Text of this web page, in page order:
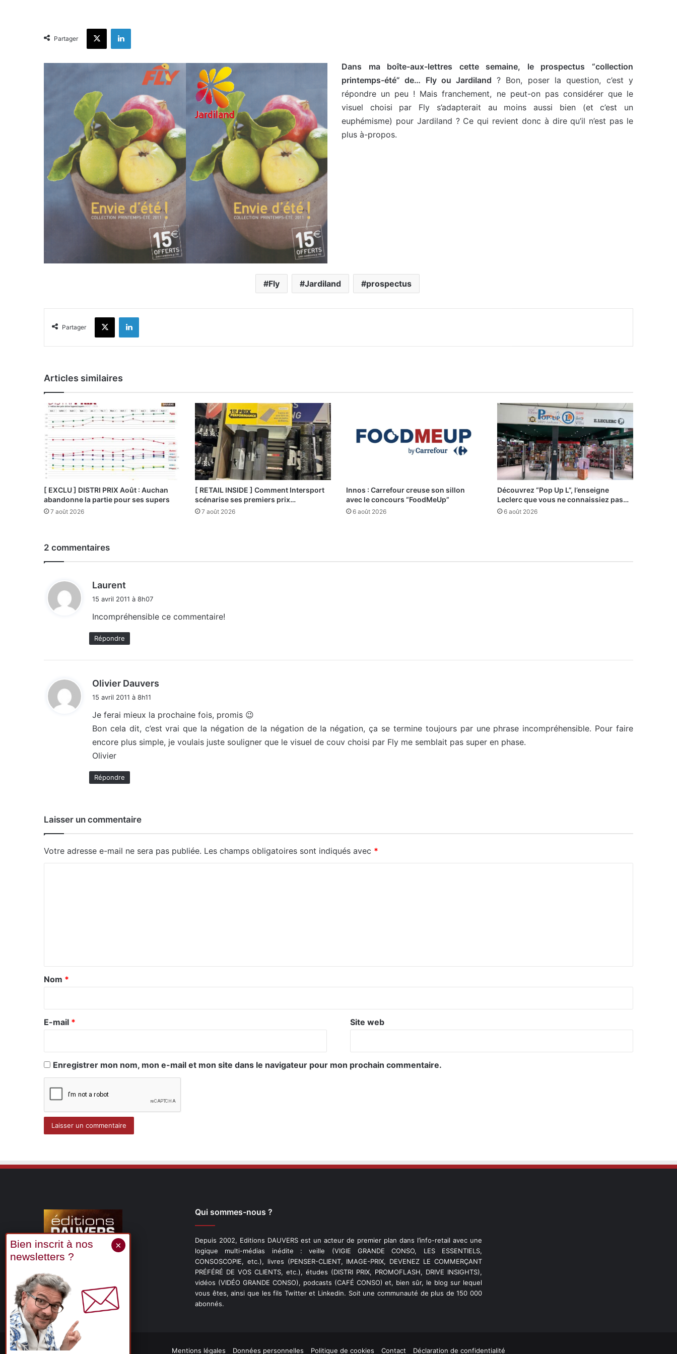
Partager
X Linkedin
Dans ma boîte-aux-lettres cette semaine, le prospectus “collection
printemps-été” de… Fly ou Jardiland ? Bon, poser la question, c’est y
répondre un peu ! Mais franchement, ne peut-on pas considérer que le
visuel choisi par Fly s’adapterait au moins aussi bien (et c’est un
euphémisme) pour Jardiland ? Ce qui revient donc à dire qu’il n’est pas le
plus à-propos.
Fly Jardiland prospectus
Partager
X Linkedin
Articles similaires
[ EXCLU ] DISTRI PRIX Août : Auchan
abandonne la partie pour ses supers
7 août 2026
[ RETAIL INSIDE ] Comment Intersport
scénarise ses premiers prix…
7 août 2026
Innos : Carrefour creuse son sillon
avec le concours “FoodMeUp”
6 août 2026
Découvrez “Pop Up L”, l’enseigne
Leclerc que vous ne connaissiez pas…
6 août 2026
2 commentaires
Laurent
15 avril 2011 à 8h07
Incompréhensible ce commentaire!
Répondre
Olivier Dauvers
:
15 avril 2011 à 8h11
Je ferai mieux la prochaine fois, promis 😉
Bon cela dit, c’est vrai que la négation de la négation de la négation, ça se termine toujours par une phrase incompréhensible. Pour faire
encore plus simple, je voulais juste souligner que le visuel de couv choisi par Fly me semblait pas super en phase.
Olivier
Répondre
Laisser un commentaire
Votre adresse e-mail ne sera pas publiée. Les champs obligatoires sont indiqués avec *
a
e
Nom *
E-mail * Site web
Enregistrer mon nom, mon e-mail et mon site dans le navigateur pour mon prochain commentaire.
X LinkedinYouTube
Qui sommes-nous ?
Depuis 2002, Editions DAUVERS est un acteur de premier plan dans l’info-retail avec une
logique multi-médias inédite : veille (VIGIE GRANDE CONSO, LES ESSENTIELS,
CONSOSCOPIE, etc.), livres (PENSER-CLIENT, IMAGE-PRIX, DEVENEZ LE COMMERÇANT
PRÉFÉRÉ DE VOS CLIENTS, etc.), études (DISTRI PRIX, PROMOFLASH, DRIVE INSIGHTS),
vidéos (VIDÉO GRANDE CONSO), podcasts (CAFÉ CONSO) et, bien sûr, le blog sur lequel
vous êtes, ainsi que les fils Twitter et Linkedin. Soit une communauté de plus de 150 000
abonnés.
Mentions légales Données personnelles Politique de cookies Contact Déclaration de confidentialité